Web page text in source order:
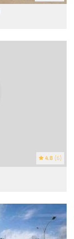
4.8 (6)